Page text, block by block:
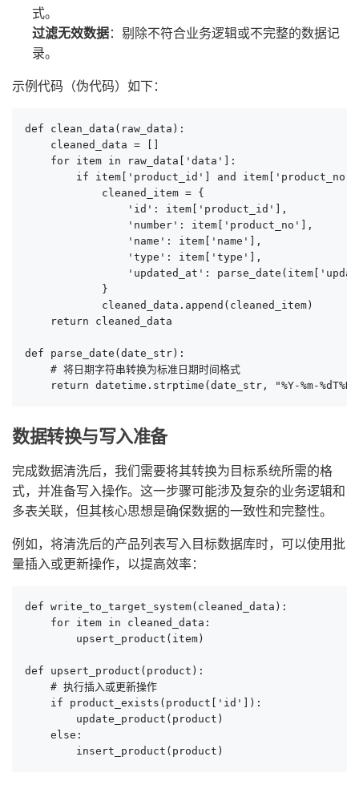
式。
过滤无效数据：剔除不符合业务逻辑或不完整的数据记
录。
示例代码（伪代码）如下：
def clean_data(raw_data):
    cleaned_data = []
    for item in raw_data['data']:
if item['product_id'] and
            cleaned_item = {
                'id': item['product_id'],
                'number': item['product_no'],
                'name': item['name'],
                'type': item['type'],
'updated_at':
            }
            cleaned_data.append(cleaned_item)
    return cleaned_data
def parse_date(date_str):
    # 将日期字符串转换为标准日期时间格式
return datetime.strptime(date_str, "%Y-%m-
数据转换与写入准备
完成数据清洗后，我们需要将其转换为目标系统所需的格
式，并准备写入操作。这一步骤可能涉及复杂的业务逻辑和
多表关联，但其核心思想是确保数据的一致性和完整性。
例如，将清洗后的产品列表写入目标数据库时，可以使用批
量插入或更新操作，以提高效率：
def write_to_target_system(cleaned_data):
    for item in cleaned_data:
        upsert_product(item)
def upsert_product(product):
    # 执行插入或更新操作
    if product_exists(product['id']):
        update_product(product)
    else:
        insert_product(product)